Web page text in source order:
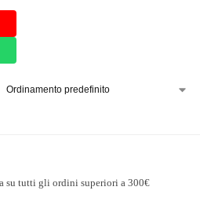
su tutti gli ordini superiori a 300€